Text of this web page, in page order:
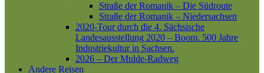
Straße der Romanik – Die Südroute
Straße der Romanik – Niedersachsen
2020-Tour durch die 4. Sächsische
Landesausstellung 2020 – Boom. 500 Jahre
Industriekultur in Sachsen.
2026 – Der Mulde-Radweg
Andere Reisen